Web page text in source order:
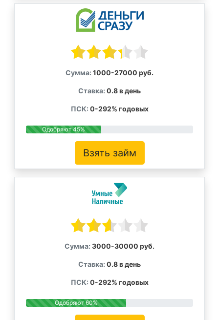
Сумма: 1000-27000 руб.
Ставка: 0.8 в день
ПСК: 0-292% годовых
Одобряют 45%
Взять займ
Сумма: 3000-30000 руб.
Ставка: 0.8 в день
ПСК: 0-292% годовых
Одобряют 60%